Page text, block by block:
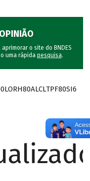
o site do BNDES
uma rápida pesquisa.